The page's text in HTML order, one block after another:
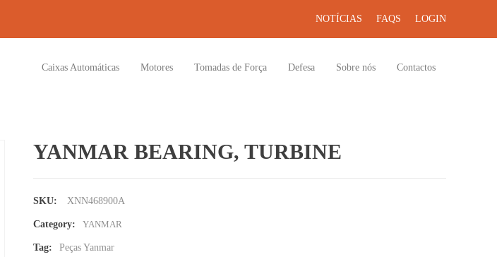
NOTÍCIAS FAQS LOGIN
Caixas Automáticas Motores Tomadas de Força Defesa Sobre nós Contactos
YANMAR BEARING, TURBINE
SKU: XNN468900A
Category: YANMAR
Tag: Peças Yanmar